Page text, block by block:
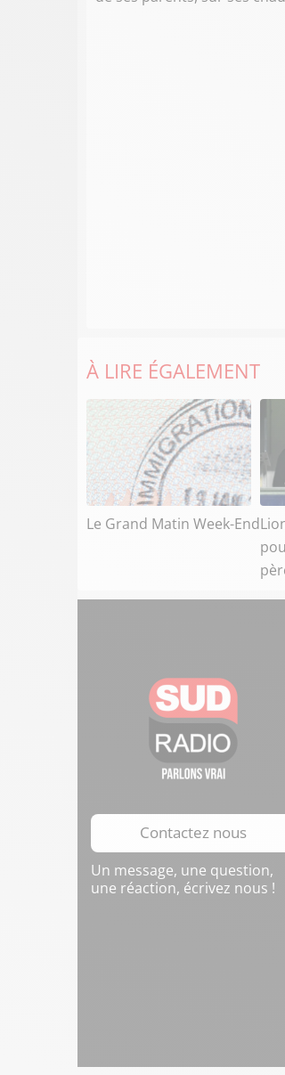
À LIRE ÉGALEMENT
Le Grand Matin Week-End
Contactez nous
Un message, une question,
une réaction, écrivez nous !